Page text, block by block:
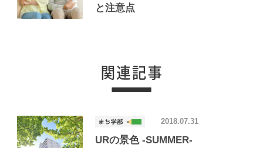
と注意点
URの景色 -SUMMER-
2018.07.31